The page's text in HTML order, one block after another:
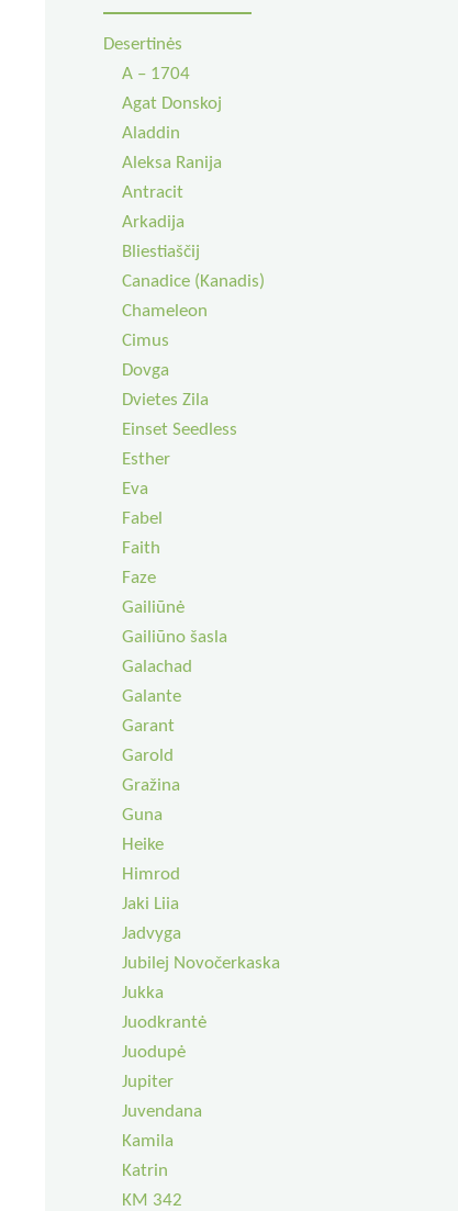
Desertinės
A – 1704
Agat Donskoj
Aladdin
Aleksa Ranija
Antracit
Arkadija
Bliestiaščij
Canadice (Kanadis)
Chameleon
Cimus
Dovga
Dvietes Zila
Einset Seedless
Esther
Eva
Fabel
Faith
Faze
Gailiūnė
Gailiūno šasla
Galachad
Galante
Garant
Garold
Gražina
Guna
Heike
Himrod
Jaki Liia
Jadvyga
Jubilej Novočerkaska
Jukka
Juodkrantė
Juodupė
Jupiter
Juvendana
Kamila
Katrin
KM 342